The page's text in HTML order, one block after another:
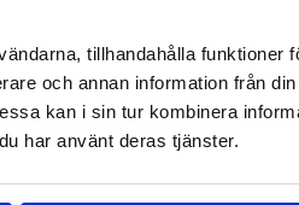
tillhandahålla funktioner
och annan information från din
kan i sin tur kombinera
har använt deras tjänster.
sägas att när Marcus
författare står det